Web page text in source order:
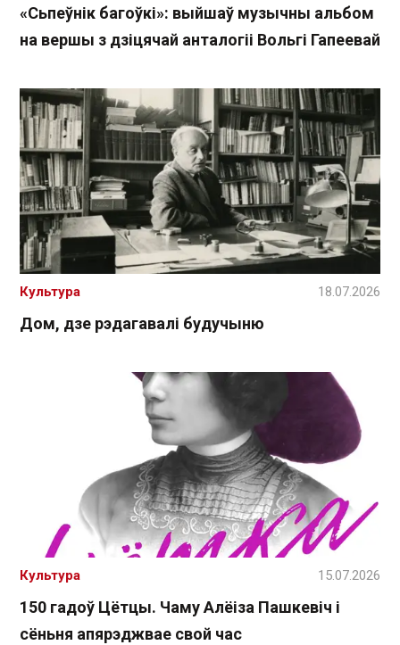
«Сьпеўнік багоўкі»: выйшаў музычны альбом
на вершы з дзіцячай анталогіі Вольгі Гапеевай
Дом, дзе рэдагавалі будучыню
Культура 18.07.2026
150 гадоў Цётцы. Чаму Алёіза Пашкевіч і
сёньня апярэджвае свой час
Культура 15.07.2026